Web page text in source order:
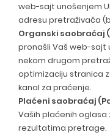
web-sajt unošenjem
adresu pretraživača
Organski saobraćaj
pronašli Vaš web-sajt
nekom drugom
optimizaciju stranica
kanal za praćenje.
Plaćeni saobraćaj
Vaših plaćenih oglasa
rezultatima pretrage.